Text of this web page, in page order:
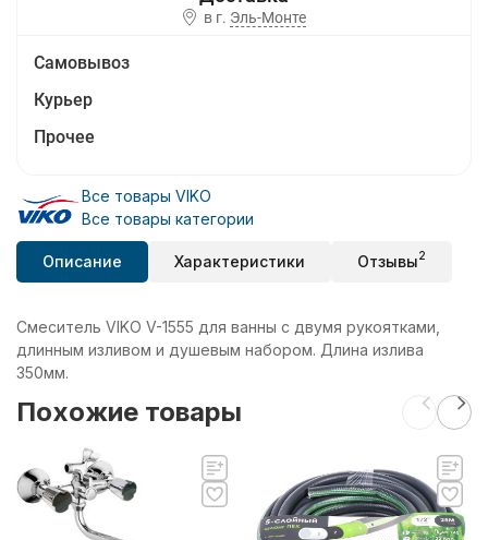
в г. Эль-Монте
Самовывоз
Курьер
Прочее
Все товары VIKO
Все товары категории
Описание Характеристики Отзывы2
Смеситель VIKO V-1555 для ванны с двумя рукоятками,
длинным изливом и душевым набором. Длина излива
350мм.
Похожие товары